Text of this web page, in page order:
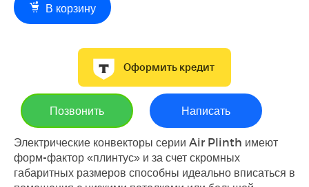
В корзину
Оформить кредит
Позвонить Написать
Электрические конвекторы серии Air Plinth имеют
форм-фактор «плинтус» и за счет скромных
габаритных размеров способны идеально вписаться в